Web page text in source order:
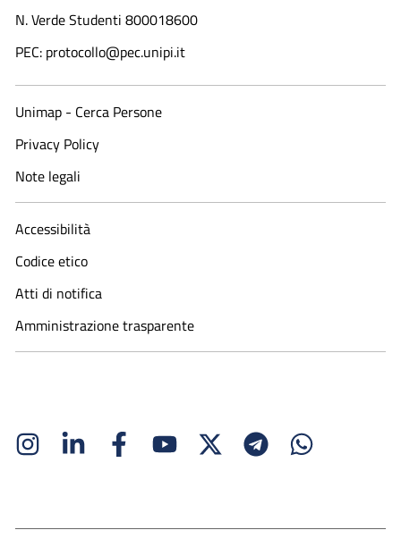
N. Verde Studenti 800018600​
PEC: protocollo@pec.unipi.it
Unimap - Cerca Persone
Privacy Policy
Note legali
Accessibilità
Codice etico
Atti di notifica
Amministrazione trasparente